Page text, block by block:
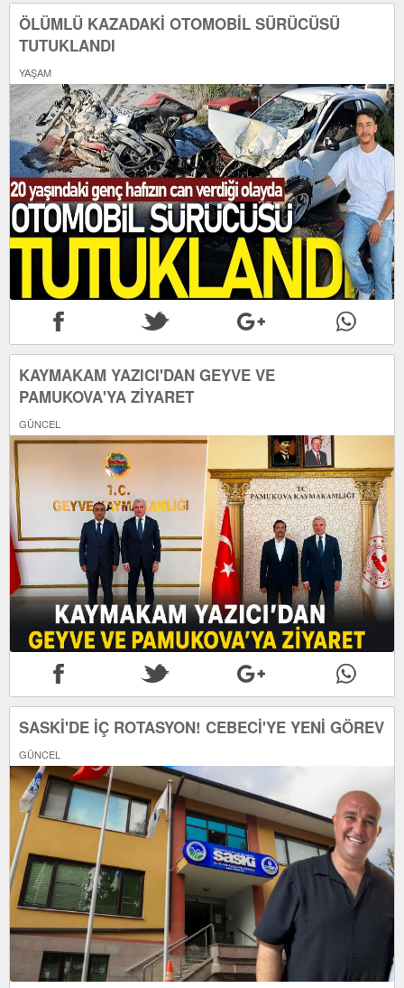
ÖLÜMLÜ KAZADAKİ OTOMOBİL SÜRÜCÜSÜ
TUTUKLANDI
YAŞAM
KAYMAKAM YAZICI'DAN GEYVE VE
PAMUKOVA'YA ZİYARET
GÜNCEL
SASKİ'DE İÇ ROTASYON! CEBECİ'YE YENİ GÖREV
GÜNCEL